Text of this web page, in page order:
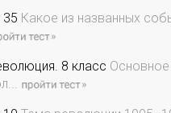
35 Какое из названных
8 класс Основное